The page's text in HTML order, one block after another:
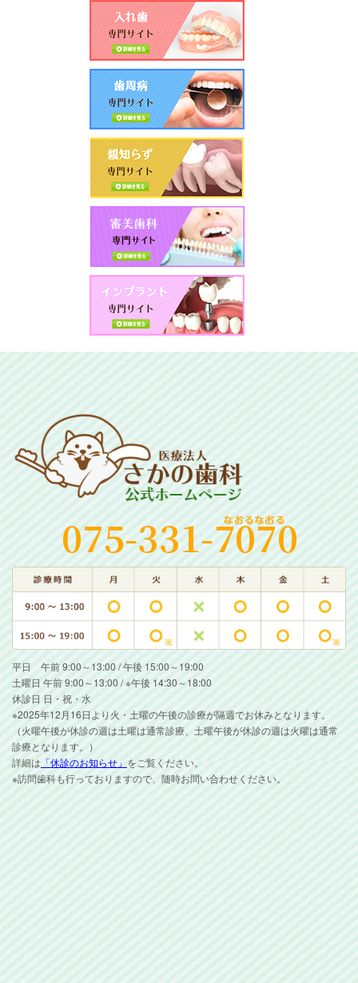
平日 午前 9:00～13:00 / 午後 15:00～19:00
土曜日 午前 9:00～13:00 / ※午後 14:30～18:00
休診日 日・祝・水
※2025年12月16日より火・土曜の午後の診療が隔週でお休みとなります。
（火曜午後が休診の週は土曜は通常診療、土曜午後が休診の週は火曜は通常
診療となります。）
詳細は 「休診のお知らせ」 をご覧ください。
※訪問歯科も行っておりますので、随時お問い合わせください。